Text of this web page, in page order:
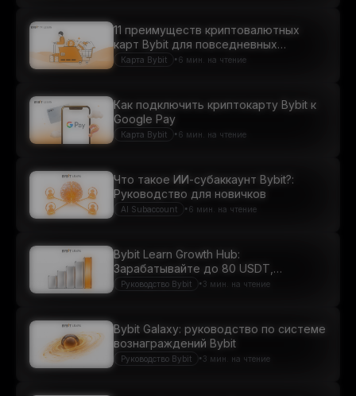
Карта Bybit •6 мин. на чтение
11 преимуществ криптовалютных
карт Bybit для повседневных
платежей
Карта Bybit •6 мин. на чтение
Как подключить криптокарту Bybit к
Google Pay
AI Subaccount •6 мин. на чтение
Что такое ИИ-субаккаунт Bybit?:
Руководство для новичков
Руководство Bybit • 3 мин. на чтение
Bybit Learn Growth Hub:
Зарабатывайте до 80 USDT,
осваивая мир криптовалют
Руководство Bybit • 3 мин. на чтение
Bybit Galaxy: руководство по системе
вознаграждений Bybit